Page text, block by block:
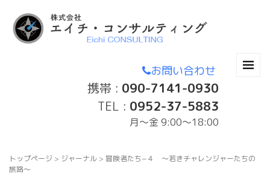
お問い合わせ
携帯 : 090-7141-0930
TEL : 0952-37-5883
月〜金 9:00～18:00
トップページ > ジャーナル > 冒険者たち−４ 〜若きチャレンジャーたちの
旅路〜